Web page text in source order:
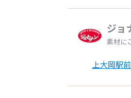
ジョ
素材に
上大岡駅